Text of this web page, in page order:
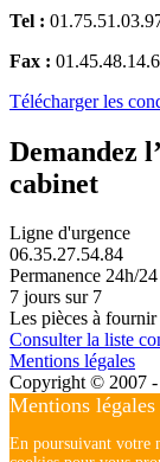
Tel :
Fax :
Télécharger les
Demandez
cabinet
Ligne d'urgence
06.35.27.54.84
Permanence 24h/24
7 jours sur 7
Les pièces à fournir
Consulter la liste
Mentions légales
Copyright © 2007 -
Mentions
En poursuivant votre